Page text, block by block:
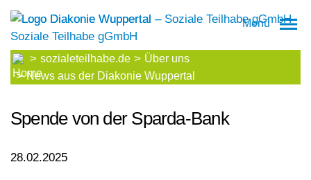
Menü
sozialeteilhabe.de
Über uns
News aus der Diakonie Wuppertal
Spende von der Sparda-Bank
28.02.2025